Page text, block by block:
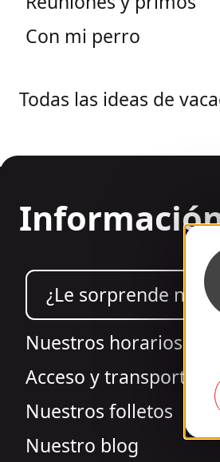
Con mi perro
Todas las ideas de
¿Le sorprende
Nuestros horarios
Acceso y transporte
Nuestros folletos
Nuestro blog